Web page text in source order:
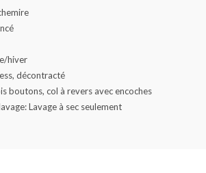
hiver
décontracté
boutons, col à revers avec encoches
Lavage à sec seulement